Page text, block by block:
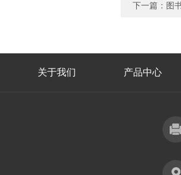
下一篇： 图
关于我们 产品中心